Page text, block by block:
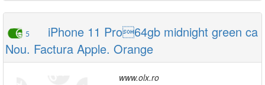
5
iPhone 11 Pro64gb midnight green ca
Nou. Factura Apple. Orange
www.olx.ro